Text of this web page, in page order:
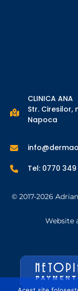
CLINICA ANA
Str. Ciresilor,
Napoca
Tel: 0770
© 2017-2026
Website